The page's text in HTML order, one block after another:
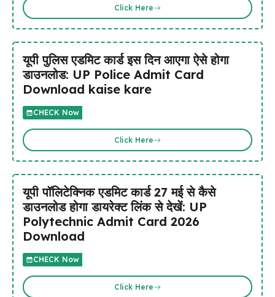
Click Here
यूपी पुलिस एडमिट कार्ड इस दिन आएगा ऐसे होगा
डाउनलोड: UP Police Admit Card
Download kaise kare
CHECK Now
Click Here
यूपी पॉलिटेक्निक एडमिट कार्ड 27 मई से कैसे
डाउनलोड होगा डायरेक्ट लिंक से देखें: UP
Polytechnic Admit Card 2026
Download
CHECK Now
Click Here